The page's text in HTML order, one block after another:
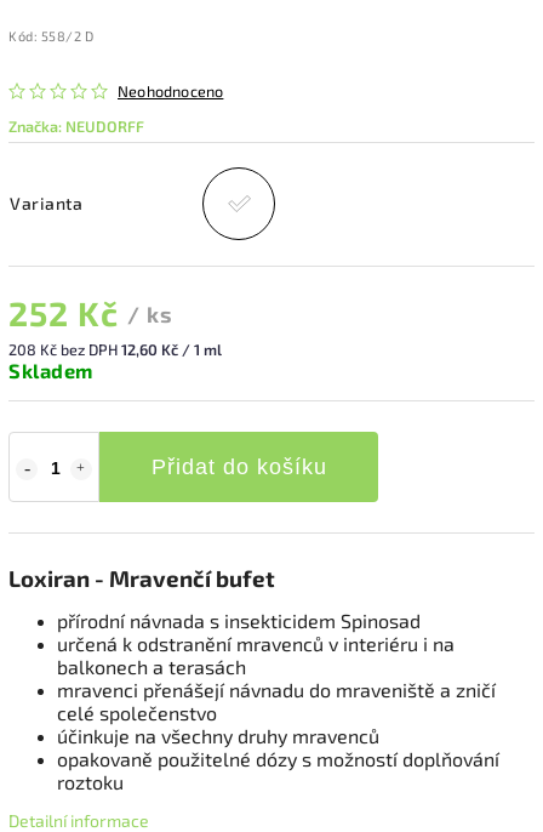
Kód: 558/2 D
Neohodnoceno
Značka: NEUDORFF
Varianta
252 Kč / ks
208 Kč bez DPH12,60 Kč / 1 ml
Skladem
Přidat do košíku
Loxiran - Mravenčí bufet
přírodní návnada s insekticidem Spinosad
určená k odstranění mravenců v interiéru i na
balkonech a terasách
mravenci přenášejí návnadu do mraveniště a zničí
celé společenstvo
účinkuje na všechny druhy mravenců
opakovaně použitelné dózy s možností doplňování
roztoku
Detailní informace